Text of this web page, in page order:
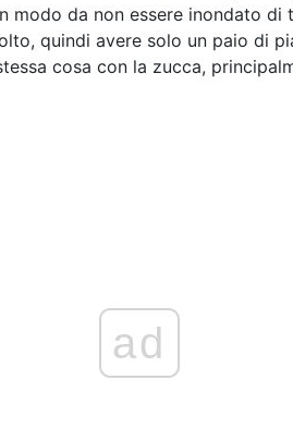
modo da non essere inondato di
quindi avere solo un paio di
cosa con la zucca,
ad